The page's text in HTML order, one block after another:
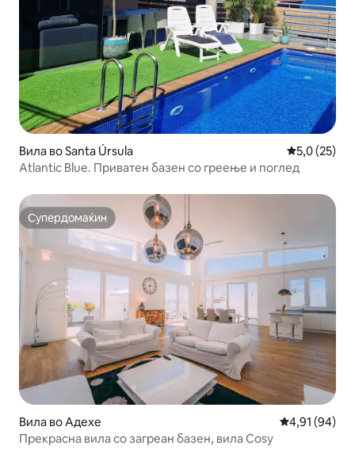
Вила во Santa Úrsula Просечна
5,0 (25)
Atlantic Blue. Приватен базен со греење и поглед
Супердомаќин
Супердомаќин
Вила во Адехе Просечна
4,91 (94)
Прекрасна вила со загреан базен, вила Cosy